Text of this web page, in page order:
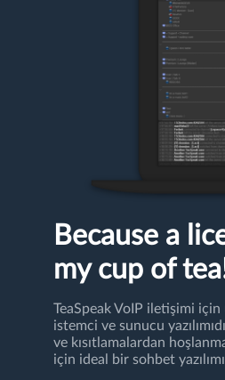
Because a
my cup of
TeaSpeak VoIP iletişimi
istemci ve sunucu
ve kısıtlamalardan
için ideal bir sohbet